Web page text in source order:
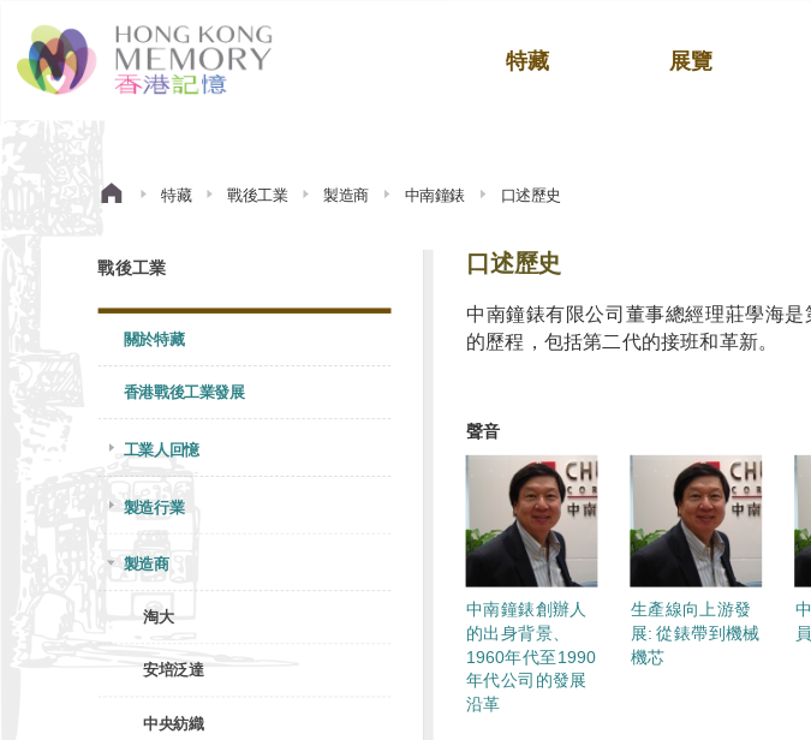
特藏 展覽
特藏 戰後工業 製造商 中南鐘錶 口述歷史
戰後工業
關於特藏
香港戰後工業發展
工業人回憶
製造行業
製造商
淘大
安培泛達
中央紡織
口述歷史
中南鐘錶有限公司董事總經理莊學海
的歷程，包括第二代的接班和革新。
聲音
中南鐘錶創辦人
的出身背景、
1960年代至1990
年代公司的發展
沿革
生產線向上游發
展: 從錶帶到機械
機芯